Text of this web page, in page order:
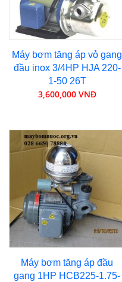
Máy bơm tăng áp vỏ gang
đầu inox 3/4HP HJA 220-
1-50 26T
3,600,000 VNĐ
Máy bơm tăng áp đầu
gang 1HP HCB225-1.75-